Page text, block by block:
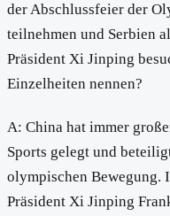
der Abschlussfeier der
teilnehmen und Serbien
Präsident Xi Jinping
Einzelheiten nennen?
A: China hat immer
Sports gelegt und
olympischen Bewegung.
Präsident Xi Jinping